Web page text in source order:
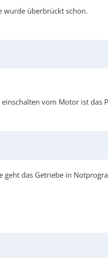
wurde überbrückt schon.
vom Motor ist das
geht das Getriebe in